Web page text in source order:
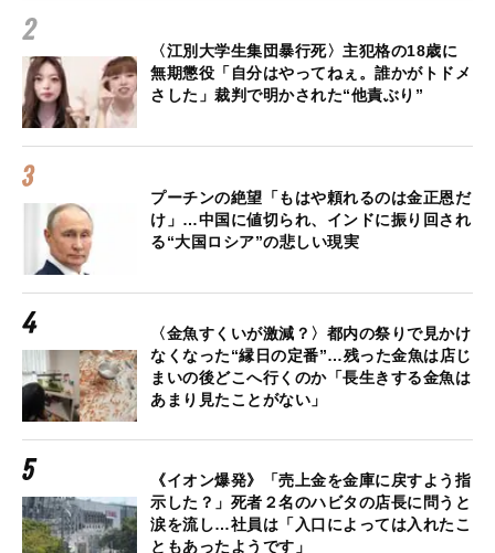
〈江別大学生集団暴行死〉主犯格の18歳に
無期懲役「自分はやってねぇ。誰かがトドメ
さした」裁判で明かされた“他責ぶり”
プーチンの絶望「もはや頼れるのは金正恩だ
け」…中国に値切られ、インドに振り回され
る“大国ロシア”の悲しい現実
〈金魚すくいが激減？〉都内の祭りで見かけ
なくなった“縁日の定番”…残った金魚は店じ
まいの後どこへ行くのか「長生きする金魚は
あまり見たことがない」
《イオン爆発》「売上金を金庫に戻すよう指
示した？」死者２名のハビタの店長に問うと
涙を流し…社員は「入口によっては入れたこ
ともあったようです」